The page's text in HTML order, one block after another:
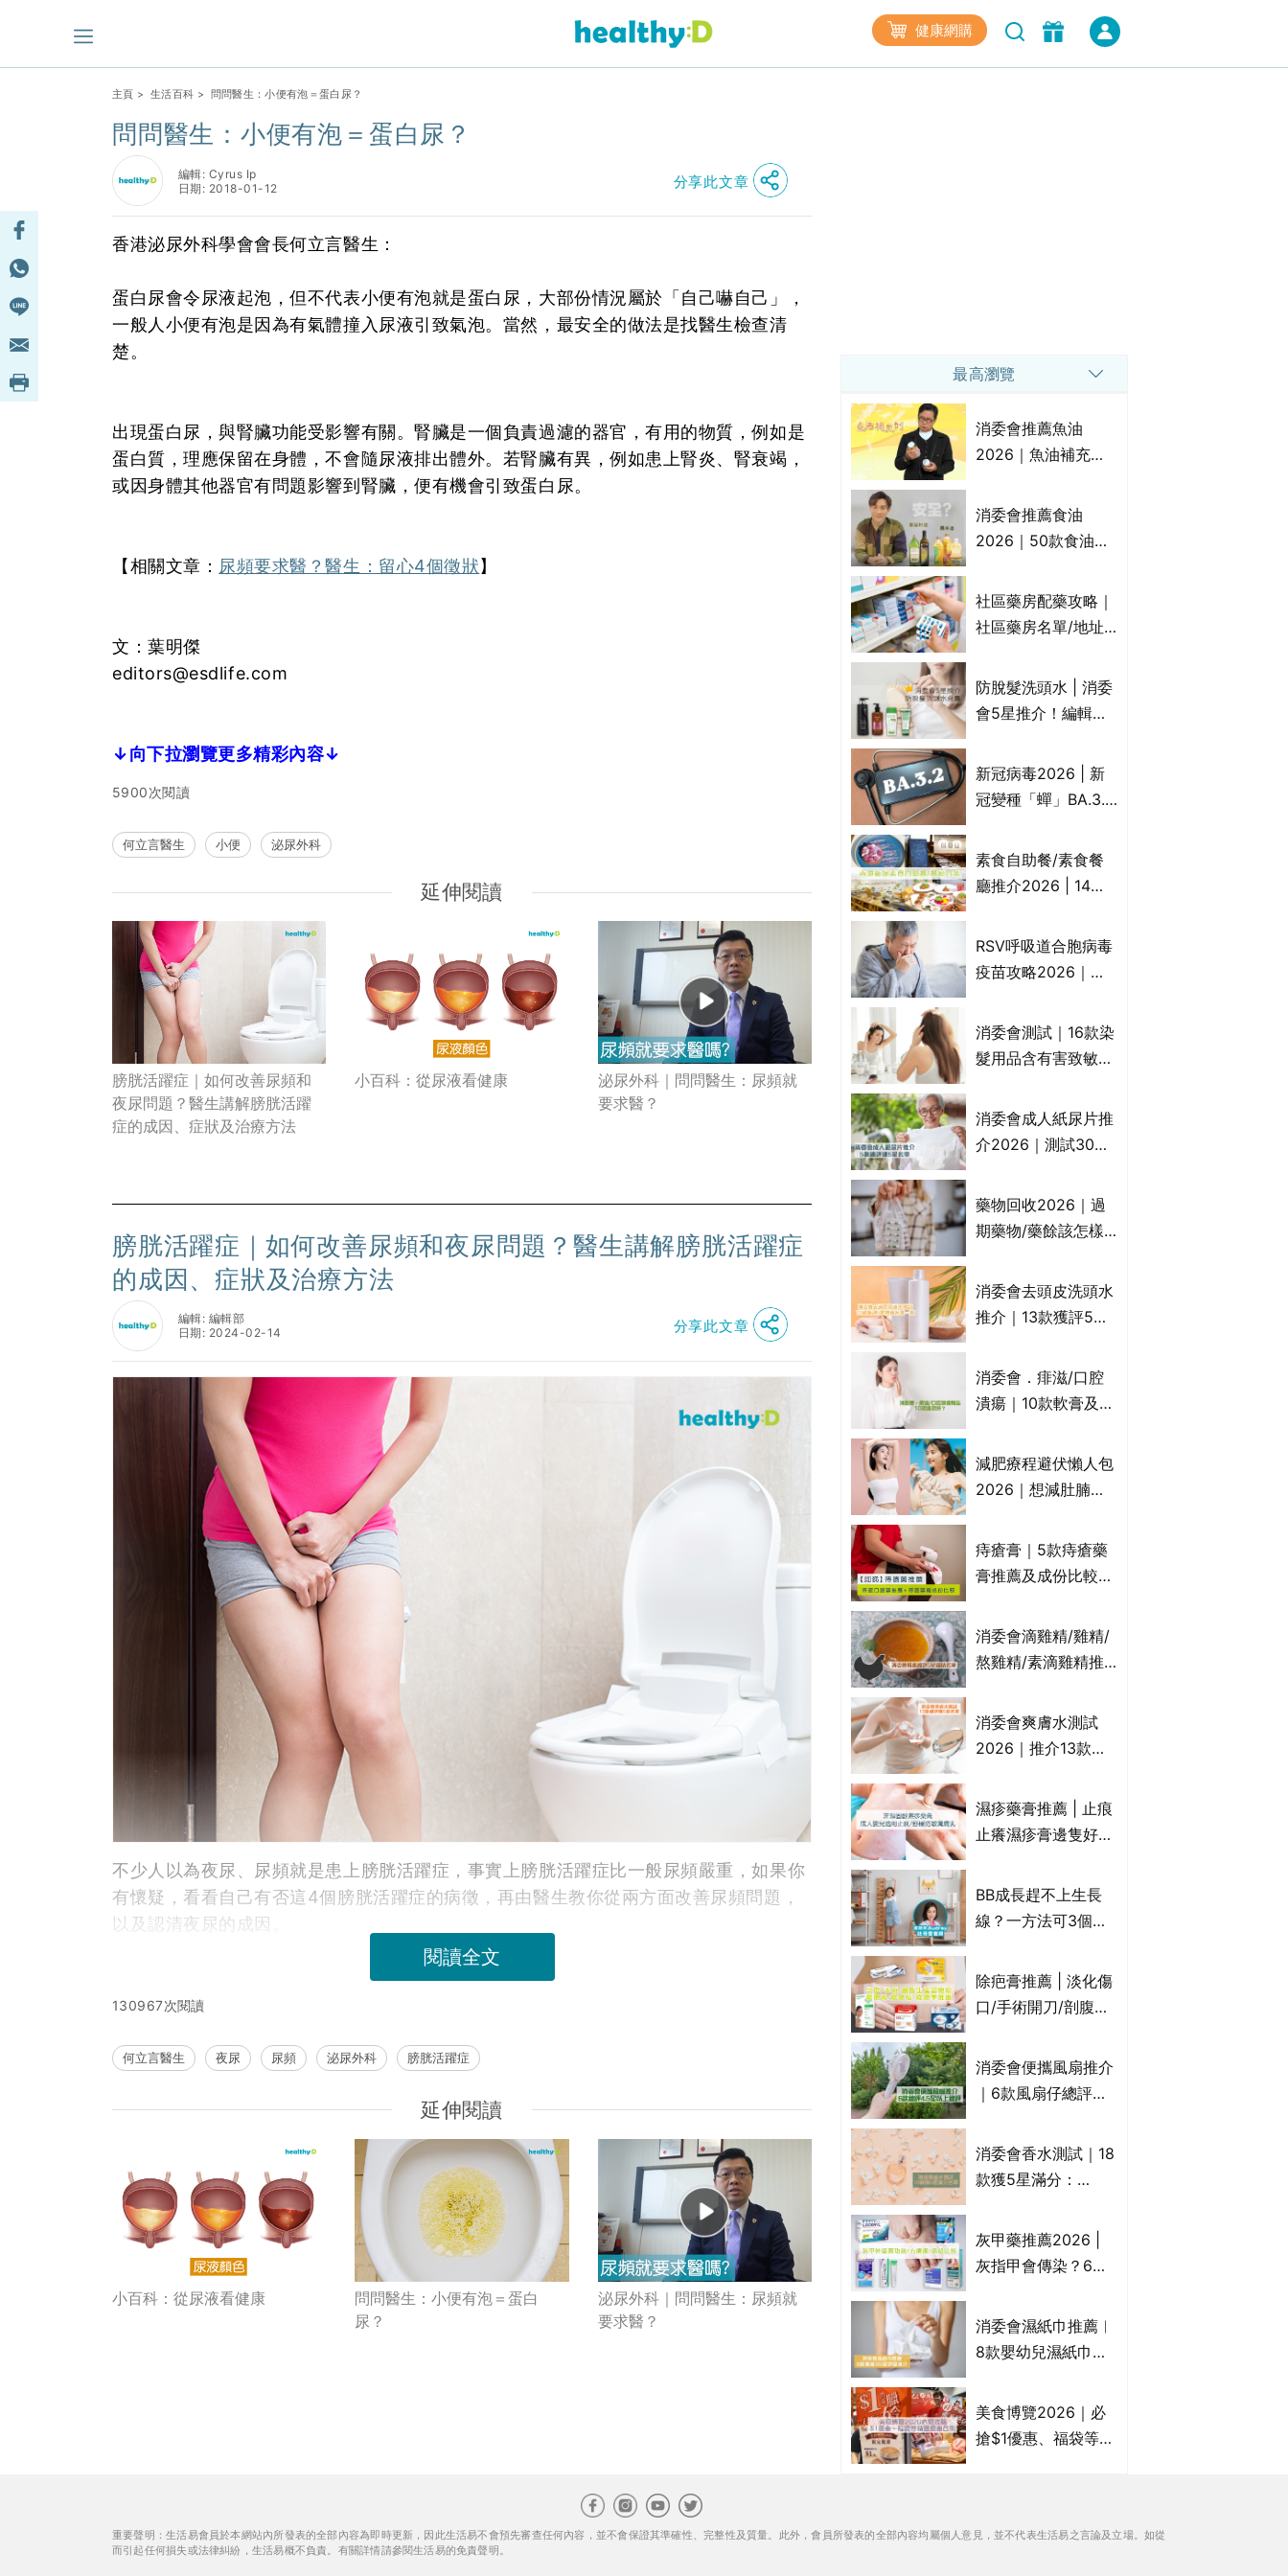
健康網購
主頁 > 生活百科 > 問問醫生：小便有泡＝蛋白尿？
問問醫生：小便有泡＝蛋白尿？
編輯: Cyrus Ip
日期: 2018-01-12
分享此文章
香港泌尿外科學會會長何立言醫生：
蛋白尿會令尿液起泡，但不代表小便有泡就是蛋白尿，大部份情況屬於「自己嚇自己」，
一般人小便有泡是因為有氣體撞入尿液引致氣泡。當然，最安全的做法是找醫生檢查清
楚。
出現蛋白尿，與腎臟功能受影響有關。腎臟是一個負責過濾的器官，有用的物質，例如是
蛋白質，理應保留在身體，不會隨尿液排出體外。若腎臟有異，例如患上腎炎、腎衰竭，
或因身體其他器官有問題影響到腎臟，便有機會引致蛋白尿。
【相關文章： 尿頻要求醫？醫生：留心4個徵狀】
文：葉明傑
editors@esdlife.com
↓向下拉瀏覽更多精彩內容↓
5900次閱讀
何立言醫生 小便 泌尿外科
延伸閱讀
膀胱活躍症｜如何改善尿頻和
夜尿問題？醫生講解膀胱活躍
症的成因、症狀及治療方法
小百科：從尿液看健康
泌尿外科｜問問醫生：尿頻就
要求醫？
膀胱活躍症｜如何改善尿頻和夜尿問題？醫生講解膀胱活躍症
的成因、症狀及治療方法
編輯: 編輯部
日期: 2024-02-14
分享此文章
不少人以為夜尿、尿頻就是患上膀胱活躍症，事實上膀胱活躍症比一般尿頻嚴重，如果你
有懷疑，看看自己有否這4個膀胱活躍症的病徵，再由醫生教你從兩方面改善尿頻問題，
以及認清夜尿的成因。
閱讀全文
130967次閱讀
何立言醫生 夜尿 尿頻 泌尿外科 膀胱活躍症
延伸閱讀
小百科：從尿液看健康
問問醫生：小便有泡＝蛋白
尿？
泌尿外科｜問問醫生：尿頻就
要求醫？
最高瀏覽
消委會推薦魚油
2026｜魚油補充劑
名單｜附1款國際魚
油標準5星認證 針對
消委會推薦食油
2026｜50款食油評
物｜21款健康煮食油
總評達5星滿分名單
花籽油/花生油等)
社區藥房配藥攻略｜
社區藥房名單/地址/
法一覽表｜社區藥房
是甚麼？可以申請藥
防脫髮洗頭水 | 消委
會5星推介！編輯加
比較：位元堂、呂、
PANTOGAR、純素
新冠病毒2026 | 新
冠變種「蟬」BA.3.2
播、風險與預防方法
一文睇
素食自助餐/素食餐
廳推介2026 | 14間
中式/印度/東南亞/港
式/Fusion素食齋菜
RSV呼吸道合胞病毒
疫苗攻略2026｜
高危？RSV疫苗價錢
比較、打針後反應處
消委會測試｜16款染
髮用品含有害致敏物
介!50惠、Return回
本、Furnte、Rerise
消委會成人紙尿片推
介2026｜測試30款
滲墊防漏表現/回滲/
化學物質檢測等｜5
藥物回收2026｜過
期藥物/藥餘該怎樣
地點一覽｜屈臣氏、
萬寧、首衛、綠領行
消委會去頭皮洗頭水
推介｜13款獲評5星
KLORANE、沙宣、
呂、LUX等上榜｜4
消委會．痱滋/口腔
潰瘍｜10款軟膏及啫
屬處方藥物？有哪些
受關注成分？｜必知
減肥療程避伏懶人包
2026｜想減肚腩但
VS不良黑店5大手法
對比｜SLIMTONE減
痔瘡膏｜5款痔瘡藥
膏推薦及成份比較
有效紓緩痔瘡疼痛痕
癢｜附痔瘡成因及病
消委會滴雞精/雞精/
熬雞精/素滴雞精推
款含致癌物 9款總評
達5星滿分名單 屈臣
消委會爽膚水測試
2026｜推介13款總
Cetaphil、The
Ordinary、
濕疹藥膏推薦 | 止痕
止癢濕疹膏邊隻好？
膏/濕疹膏 嬰兒BB濕
疹皮膚適用！紓緩防
一覽)
BB成長趕不上生長
線？一方法可3個月
懂得把握1歲起「長
高黃金期」
除疤膏推薦 | 淡化傷
口/手術開刀/剖腹生
藥膏/除疤筆/除疤貼
比較（消委會教揀選
消委會便攜風扇推介
｜6款風扇仔總評達
品 MUJI、
Francfranc、
消委會香水測試｜18
款獲5星滿分：
ARMANI、Marks &
Spencer、CHANEL
灰甲藥推薦2026 |
灰指甲會傳染？6款
膏/抗甲癬油劑的功
效/價格比較：羅霉
消委會濕紙巾推薦︱
8款嬰幼兒濕紙巾獲
屈臣氏watsons、強
生Johnson's等｜測
美食博覽2026｜必
搶$1優惠、福袋等精
重要聲明：生活易會員於本網站內所發表的全部內容為即時更新，因此生活易不會預先審查任何內容，並不會保證其準確性、完整性及質量。此外，會員所發表的全部內容均屬個人意見，並不代表生活易之言論及立場。如從
而引起任何損失或法律糾紛，生活易概不負責。有關詳情請參閱生活易的免責聲明。